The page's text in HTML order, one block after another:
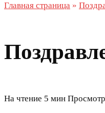
Главная страница »
На чтение 5 мин